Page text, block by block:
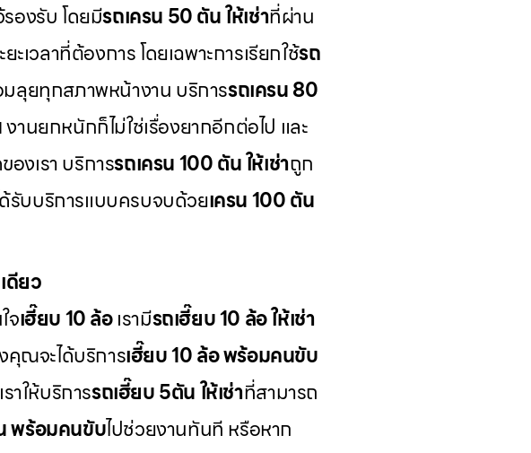
องรับ โดยมีรถเครน 50 ตัน ให้เช่าที่ผ่าน
ะเวลาที่ต้องการ โดยเฉพาะการเรียกใช้รถ
ลุยทุกสภาพหน้างาน บริการรถเครน 80
งานยกหนักก็ไม่ใช่เรื่องยากอีกต่อไป และ
งเรา บริการรถเครน 100 ตัน ให้เช่าถูก
ด้รับบริการแบบครบจบด้วยเครน 100 ตัน
ดียว
จเฮี๊ยบ 10 ล้อเรามีรถเฮี๊ยบ 10 ล้อ ให้เช่า
คุณจะได้บริการเฮี๊ยบ 10 ล้อ พร้อมคนขับ
าให้บริการรถเฮี๊ยบ 5ตัน ให้เช่าที่สามารถ
พร้อมคนขับไปช่วยงานทันที หรือหาก